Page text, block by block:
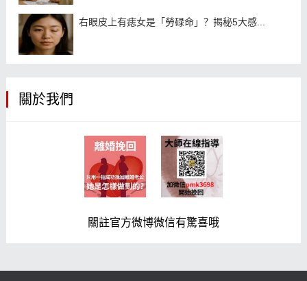
右眼皮上有痣女是「勞碌命」？揭秘5大感...
關於我們
關註官方微博微信有驚喜哦